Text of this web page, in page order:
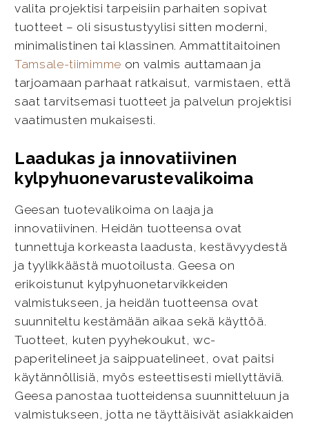
valita projektisi tarpeisiin parhaiten sopivat
tuotteet – oli sisustustyylisi sitten moderni,
minimalistinen tai klassinen. Ammattitaitoinen
Tamsale-tiimimme on valmis auttamaan ja
tarjoamaan parhaat ratkaisut, varmistaen, että
saat tarvitsemasi tuotteet ja palvelun projektisi
vaatimusten mukaisesti.
Laadukas ja innovatiivinen
kylpyhuonevarustevalikoima
Geesan tuotevalikoima on laaja ja
innovatiivinen. Heidän tuotteensa ovat
tunnettuja korkeasta laadusta, kestävyydestä
ja tyylikkäästä muotoilusta. Geesa on
erikoistunut kylpyhuonetarvikkeiden
valmistukseen, ja heidän tuotteensa ovat
suunniteltu kestämään aikaa sekä käyttöä.
Tuotteet, kuten pyyhekoukut, wc-
paperitelineet ja saippuatelineet, ovat paitsi
käytännöllisiä, myös esteettisesti miellyttäviä.
Geesa panostaa tuotteidensa suunnitteluun ja
valmistukseen, jotta ne täyttäisivät asiakkaiden